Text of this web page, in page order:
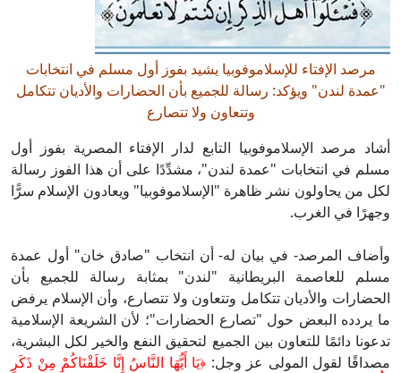
مرصد الإفتاء للإسلاموفوبيا يشيد بفوز أول مسلم في انتخابات
"عمدة لندن" ويؤكد: رسالة للجميع بأن الحضارات والأديان تتكامل
وتتعاون ولا تتصارع
أشاد مرصد الإسلاموفوبيا التابع لدار الإفتاء المصرية بفوز أول
مسلم في انتخابات "عمدة لندن"، مشدِّدًا على أن هذا الفوز رسالة
لكل من يحاولون نشر ظاهرة "الإسلاموفوبيا" ويعادون الإسلام سرًّا
وجهرًا في الغرب.
وأضاف المرصد- في بيان له- أن انتخاب "صادق خان" أول عمدة
مسلم للعاصمة البريطانية "لندن" بمثابة رسالة للجميع بأن
الحضارات والأديان تتكامل وتتعاون ولا تتصارع، وأن الإسلام يرفض
ما يردده البعض حول "تصارع الحضارات"؛ لأن الشريعة الإسلامية
تدعونا دائمًا للتعاون بين الجميع لتحقيق النفع والخير لكل البشرية،
مصداقًا لقول المولى عز وجل: ﴿يَا أَيُّهَا النَّاسُ إِنَّا خَلَقْنَاكُمْ مِنْ ذَكَرٍ